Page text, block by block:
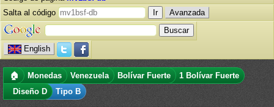
Salta al código
Avanzada
English
🏠 Monedas Venezuela Bolívar Fuerte
1 Bolívar Fuerte
Diseño D
Tipo B